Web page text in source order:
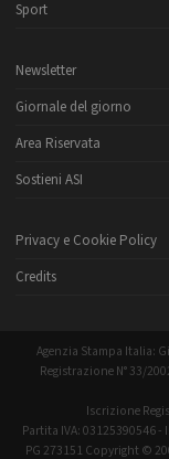
Sport
Newsletter
Giornale del giorno
Area Riservata
Sostieni ASI
Privacy e Cookie Policy
Credits
Agenzia Stampa Italia:
Registrazione N° 33/
Iscrizione
Partita IVA: 03125390546 -
PG 273151 Copyright ©